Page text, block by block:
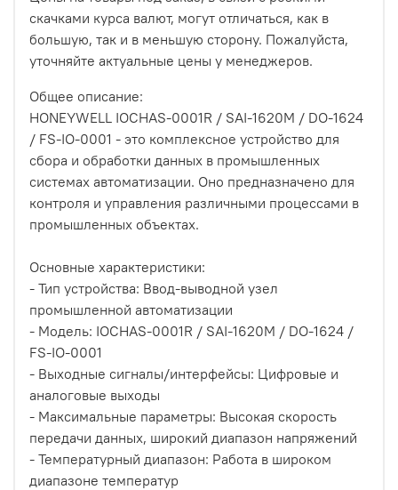
скачками курса валют, могут отличаться, как в
большую, так и в меньшую сторону. Пожалуйста,
уточняйте актуальные цены у менеджеров.
Общее описание:
HONEYWELL IOCHAS-0001R / SAI-1620M / DO-1624
/ FS-IO-0001 - это комплексное устройство для
сбора и обработки данных в промышленных
системах автоматизации. Оно предназначено для
контроля и управления различными процессами в
промышленных объектах.
Основные характеристики:
- Тип устройства: Ввод-выводной узел
промышленной автоматизации
- Модель: IOCHAS-0001R / SAI-1620M / DO-1624 /
FS-IO-0001
- Выходные сигналы/интерфейсы: Цифровые и
аналоговые выходы
- Максимальные параметры: Высокая скорость
передачи данных, широкий диапазон напряжений
- Температурный диапазон: Работа в широком
диапазоне температур